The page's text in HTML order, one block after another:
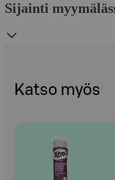
Sijainti
Katso myös